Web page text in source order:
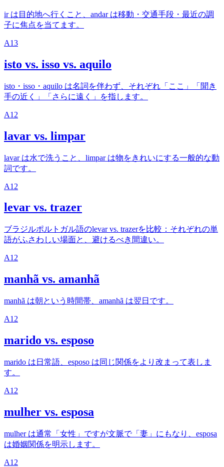
ir は目的地へ行くこと、andar は移動・交通手段・最近の調
子に焦点を当てます。
A13
isto vs. isso vs. aquilo
isto・isso・aquilo は名詞を伴わず、それぞれ「ここ」「聞き
手の近く」「さらに遠く」を指します。
A1 2
lavar vs. limpar
lavar は水で洗うこと、limpar は物をきれいにする一般的な動
詞です。
A1 2
levar vs. trazer
ブラジルポルトガル語のlevar vs. trazerを比較：それぞれの単
語がふさわしい場面と、避けるべき間違い。
A1 2
manhã vs. amanhã
manhã は朝という時間帯、amanhã は翌日です。
A1 2
marido vs. esposo
marido は日常語、esposo は同じ関係をより改まって表しま
す。
A1 2
mulher vs. esposa
mulher は通常「女性」ですが文脈で「妻」にもなり、esposa
は婚姻関係を明示します。
A1 2